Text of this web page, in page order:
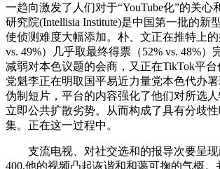
一趋向激发了人们对于“YouTube化”的关心
研究院(Intellisia Institute)是中国第一批的新
使侦测难度大幅添加。朴、文正在推特上
vs. 49%）几乎取最终得票（52% vs. 48%）
减弱对本色议题的会商，又正在TikTok平
党魁李正在明取国平易近力量党本色代办
伪制短片，平台的内容强化了他们对所选
立即公共扩散劣势。从而构成了具有分歧
集。正在这一过程中。
支流电视、对社交选和的报导次要呈现
400,他的视频凸起诙谐和和蔼可掬的气概